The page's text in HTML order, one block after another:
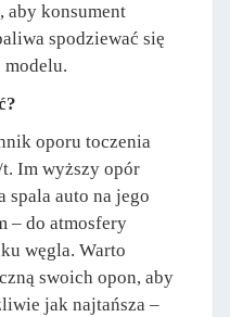
aby konsument
spodziewać się
oporu toczenia
Im wyższy opór
spala auto na jego
– do atmosfery
węgla. Warto
swoich opon, aby
jak najtańsza –